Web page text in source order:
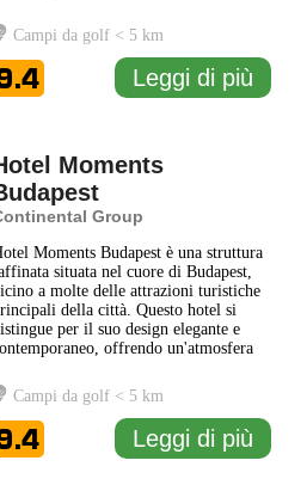
sono arredate con gusto,
presentando un mix di stile
e dettagli classici,
un soggiorno piacevole...
di più
Campi da golf < 5 km
Leggi di più
Moments
Group
Moments Budapest è una struttura
situata nel cuore di Budapest,
a molte delle attrazioni turistiche
della città. Questo hotel si
per il suo design elegante e
offrendo un'atmosfera
sono arredate con gusto e dotate
di comfort moderni, garantendo un
piacevole e rilassante. La
... Leggi di più
Campi da golf < 5 km
Leggi di più